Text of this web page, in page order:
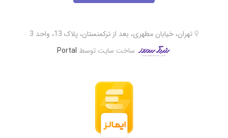
ساخت سایت توسط Portal
تهران، خیابان مطهری، بعد از ترکمنستان، پلاک 13، واحد 3